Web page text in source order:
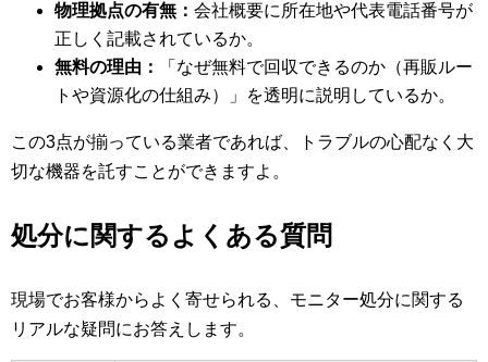
物理拠点の有無： 会社概要に所在地や代表電話番号が
正しく記載されているか。
無料の理由：
「なぜ無料で回収できるのか（再販ルー
トや資源化の仕組み）」を透明に説明しているか。
この3点が揃っている業者であれば、トラブルの心配なく大
切な機器を託すことができますよ。
処分に関するよくある質問
現場でお客様からよく寄せられる、モニター処分に関する
リアルな疑問にお答えします。